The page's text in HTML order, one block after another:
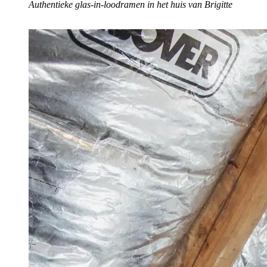
Authentieke glas-in-loodramen in het huis van Brigitte